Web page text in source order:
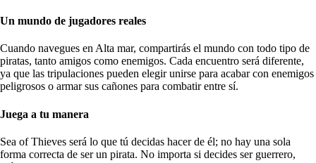
Un mundo de jugadores reales
Cuando navegues en Alta mar, compartirás el mundo con todo tipo de
piratas, tanto amigos como enemigos. Cada encuentro será diferente,
ya que las tripulaciones pueden elegir unirse para acabar con enemigos
peligrosos o armar sus cañones para combatir entre sí.
Juega a tu manera
Sea of Thieves será lo que tú decidas hacer de él; no hay una sola
forma correcta de ser un pirata. No importa si decides ser guerrero,